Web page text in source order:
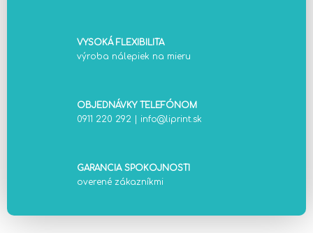
VYSOKÁ FLEXIBILITA
výroba nálepiek na mieru
OBJEDNÁVKY TELEFÓNOM
0911 220 292
info@liprint.sk
GARANCIA SPOKOJNOSTI
overené zákazníkmi